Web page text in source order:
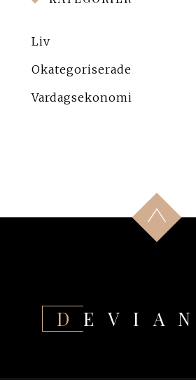
Liv
Okategoriserade
Vardagsekonomi